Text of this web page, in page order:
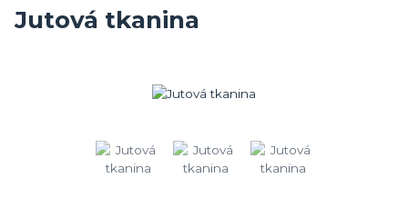
Jutová tkanina